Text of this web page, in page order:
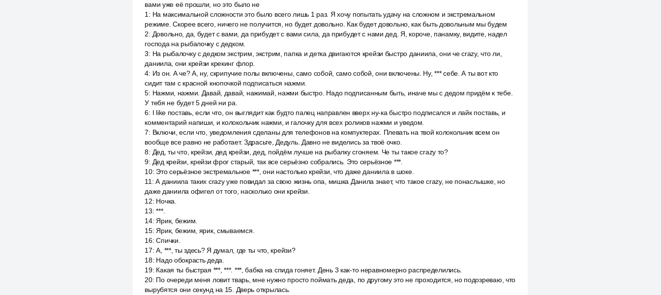
вами уже её прошли, но это было не
1 : На максимальной сложности это было всего лишь 1 раз. Я хочу попытать удачу на сложном и экстремальном
режиме. Скорее всего, ничего не получится, но будет довольно. Как будет довольно, как быть довольным мы будем
2: Довольно, да, будет с вами, да прибудет с вами сила, да прибудет с нами дед. Я, короче, панамку, видите, надел
господа на рыбалочку с дедком.
3: На рыбалочку с дедком экстрим, экстрим, папка и детка двигаются крейзи быстро даниила, они че crazy, что ли,
даниила, они крейзи крекинг флор.
4: Из он. А че? А, ну, скрипучие полы включены, само собой, само собой, они включены. Ну, *** себе. А ты вот кто
сидит там с красной кнопочкой подписаться нажми.
5: Нажми, нажми. Давай, давай, нажимай, нажми быстро. Надо подписанным быть, иначе мы с дедом придём к тебе.
У тебя не будет 5 дней ни ра.
6: I like поставь, если что, он выглядит как будто палец направлен вверх ну-ка быстро подписался и лайк поставь, и
комментарий напиши, и колокольчик нажми, и галочку для всех роликов нажми и уведом.
7: Включи, если что, уведомления сделаны для телефонов на компуктерах. Плевать на твой колокольчик всем он
вообще все равно не работает. Здрасьте, Дедуль. Давно не виделись за твоё очко.
8: Дед, ты что, крейзи, дед крейзи, дед, пойдём лучше на рыбалку сгоняем. Че ты такое crazy то?
9: Дед крейзи, крейзи фрог старый, так все серьёзно собрались. Это серьёзное ***.
10: Это серьёзное экстремальное ***, они настолько крейзи, что даже даниила в шоке.
11 :А даниила таких crazy уже повидал за свою жизнь опа, мишка Данила знает, что такое crazy, не понаслышке, но
даже даниила офигел от того, насколько они крейзи.
12: Ночка.
13:***.
14: Ярик, бежим.
15: Ярик, бежим, ярик, смываемся.
16:Спички.
17:А, ***, ты здесь? Я думал, где ты что, крейзи?
18: Надо обокрасть деда.
19: Какая ты быстрая ***, ***. ***, бабка на спида гоняет. День 3 как-то неравномерно распределились.
20: По очереди меня ловит тварь, мне нужно просто поймать деда, по другому это не проходится, но подозреваю, что
вырубятся они секунд на 15. Дверь открылась.